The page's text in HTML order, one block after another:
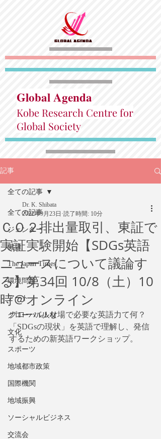
Global Agenda
Kobe Research Centre for
Global Society
記事
全ての記事
ジェンダー
健康
The Japan Times
環境問題
アート
グローバル人材
文化
スポーツ
地域都市政策
国際機関
地域振興
ソーシャルビジネス
交流会
全ての記事
ＣＯ２排出量取引、東証で
実証実験開始【SDGs英語
ニュースについて議論す
る】第34回 10/8（土）10
時＠オンライン
Dr. K. Shibata
2022年9月23日 読了時間: 10分
グローバルな場で必要な英語力て何？
「SDGsの現状」を英語で理解し、発信
するための新英語ワークショップ。